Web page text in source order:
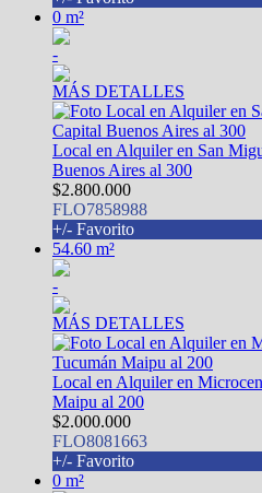
0 m²
-
MÁS DETALLES
Local en Alquiler en San
Buenos Aires al 300
$2.800.000
FLO7858988
+/- Favorito
54.60 m²
-
MÁS DETALLES
Local en Alquiler en
Maipu al 200
$2.000.000
FLO8081663
+/- Favorito
0 m²